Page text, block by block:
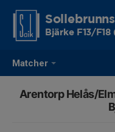
Matcher
Bjärke F13/
Arentorp Helås/